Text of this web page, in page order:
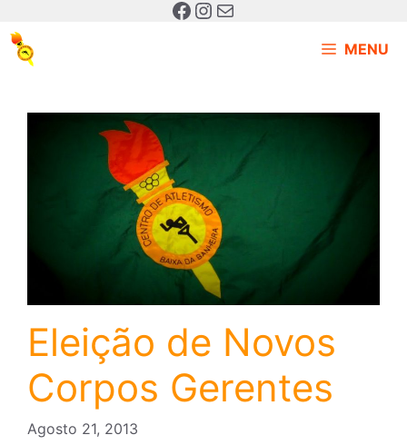
MENU
Eleição de Novos
Corpos Gerentes
Agosto 21, 2013